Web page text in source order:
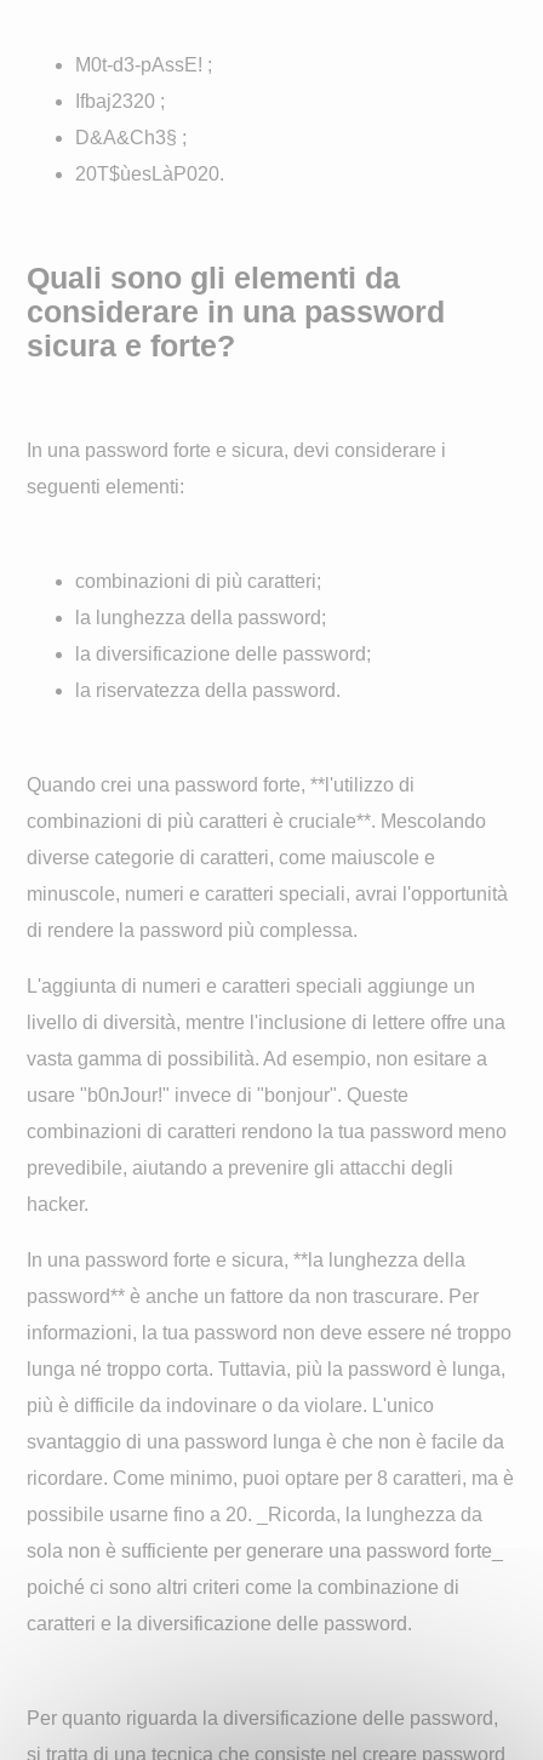
M0t-d3-pAssE! ;
Ifbaj2320 ;
D&A&Ch3§ ;
20T$ùesLàP020.
Quali sono gli elementi da
considerare in una password
sicura e forte?
In una password forte e sicura, devi considerare i
seguenti elementi:
combinazioni di più caratteri;
la lunghezza della password;
la diversificazione delle password;
la riservatezza della password.
Quando crei una password forte, **l'utilizzo di
combinazioni di più caratteri è cruciale**. Mescolando
diverse categorie di caratteri, come maiuscole e
minuscole, numeri e caratteri speciali, avrai l'opportunità
di rendere la password più complessa.
L'aggiunta di numeri e caratteri speciali aggiunge un
livello di diversità, mentre l'inclusione di lettere offre una
vasta gamma di possibilità. Ad esempio, non esitare a
usare "b0nJour!" invece di "bonjour". Queste
combinazioni di caratteri rendono la tua password meno
prevedibile, aiutando a prevenire gli attacchi degli
hacker.
In una password forte e sicura, **la lunghezza della
password** è anche un fattore da non trascurare. Per
informazioni, la tua password non deve essere né troppo
lunga né troppo corta. Tuttavia, più la password è lunga,
più è difficile da indovinare o da violare. L'unico
svantaggio di una password lunga è che non è facile da
ricordare. Come minimo, puoi optare per 8 caratteri, ma è
possibile usarne fino a 20. _Ricorda, la lunghezza da
sola non è sufficiente per generare una password forte_
poiché ci sono altri criteri come la combinazione di
caratteri e la diversificazione delle password.
Per quanto riguarda la diversificazione delle password,
si tratta di una tecnica che consiste nel creare password